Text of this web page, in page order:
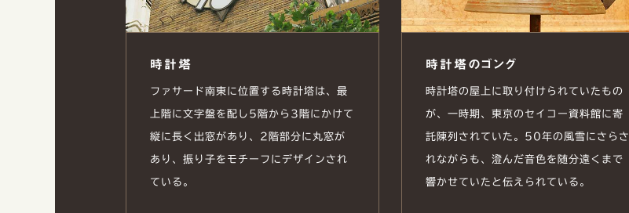
時計塔
ファサード南東に位置する時計塔は、最
上階に文字盤を配し5階から3階にかけて
縦に長く出窓があり、2階部分に丸窓が
あり、振り子をモチーフにデザインされ
ている。
時計塔のゴング
時計塔の屋上に取り付けられていたもの
が、一時期、東京のセイコー資料館に寄
託陳列されていた。50年の風雪にさらさ
れながらも、澄んだ音色を随分遠くまで
響かせていたと伝えられている。